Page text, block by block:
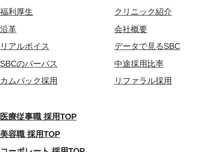
福利厚生
クリニック紹介
沿革
会社概要
リアルボイス
データで見るSBC
SBCのパーパス
中途採用比率
カムバック採用
リファラル採用
医療従事職 採用TOP
美容職 採用TOP